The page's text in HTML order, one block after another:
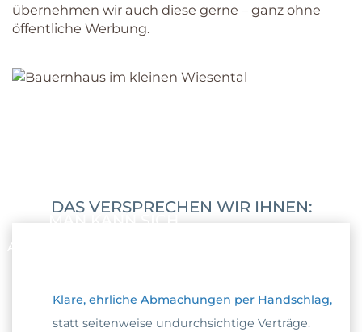
übernehmen wir auch diese gerne – ganz ohne
öffentliche Werbung.
DAS VERSPRECHEN WIR IHNEN:
AUF UNS VERLASSEN
Klare, ehrliche Abmachungen per Handschlag,
statt seitenweise undurchsichtige Verträge.